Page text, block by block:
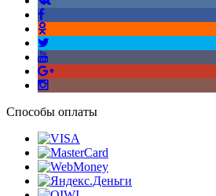
Способы оплаты